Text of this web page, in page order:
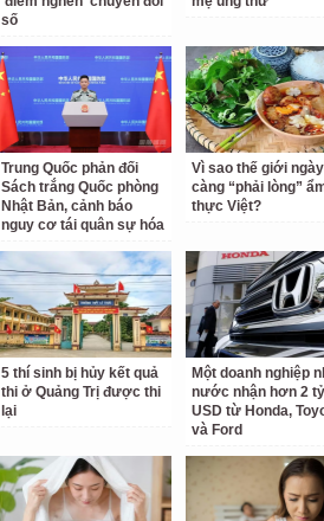
số
Trung Quốc phản đối
Sách trắng Quốc phòng
Nhật Bản, cảnh báo
nguy cơ tái quân sự hóa
Vì sao thế giới ngày
càng “phải lòng”
thực Việt?
5 thí sinh bị hủy kết quả
thi ở Quảng Trị được thi
lại
Một doanh nghiệp
nước nhận hơn 2 tỷ
USD từ Honda,
và Ford